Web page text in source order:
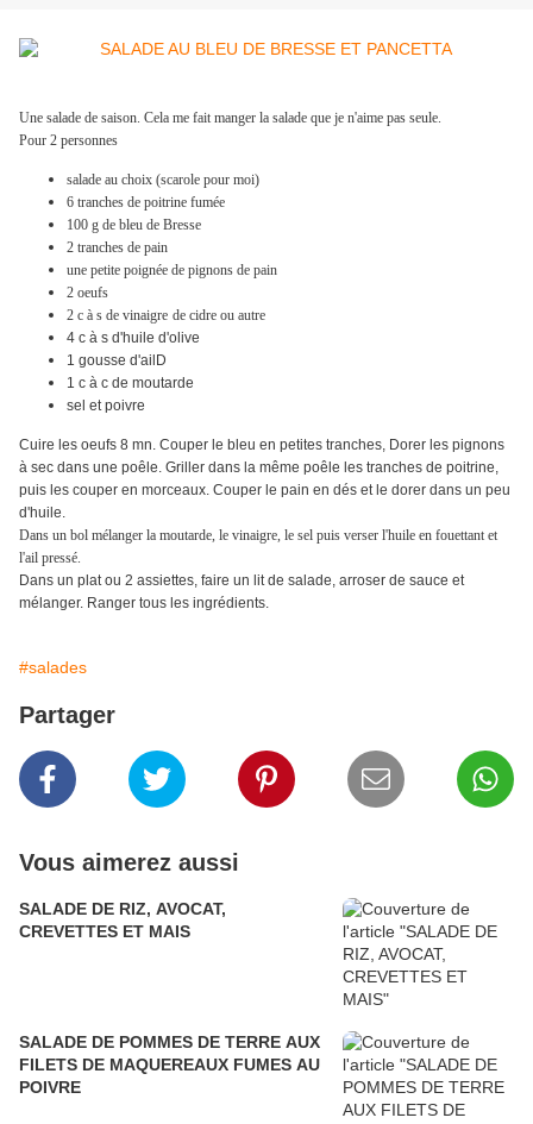
Une salade de saison. Cela me fait manger la salade que je n'aime pas seule.
Pour 2 personnes
salade au choix (scarole pour moi)
6 tranches de poitrine fumée
100 g de bleu de Bresse
2 tranches de pain
une petite poignée de pignons de pain
2 oeufs
2 c à s de vinaigre de cidre ou autre
4 c à s d'huile d'olive
1 gousse d'ailD
1 c à c de moutarde
sel et poivre
Cuire les oeufs 8 mn. Couper le bleu en petites tranches, Dorer les pignons
à sec dans une poêle. Griller dans la même poêle les tranches de poitrine,
puis les couper en morceaux. Couper le pain en dés et le dorer dans un peu
d'huile.
Dans un bol mélanger la moutarde, le vinaigre, le sel puis verser l'huile en fouettant et
l'ail pressé.
Dans un plat ou 2 assiettes, faire un lit de salade, arroser de sauce et
mélanger. Ranger tous les ingrédients.
#salades
Partager
Vous aimerez aussi
SALADE DE RIZ, AVOCAT,
CREVETTES ET MAIS
SALADE DE POMMES DE TERRE AUX
FILETS DE MAQUEREAUX FUMES AU
POIVRE